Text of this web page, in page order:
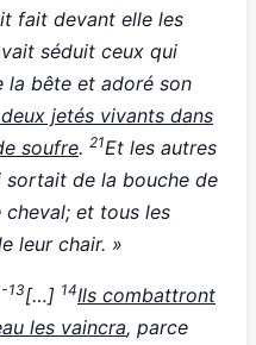
fait devant elle les
séduit ceux qui
la bête et adoré son
jetés vivants dans
soufre. 21Et les autres
de la bouche de
et tous les
leur chair. »
13[…] 14Ils combattront
les vaincra, parce